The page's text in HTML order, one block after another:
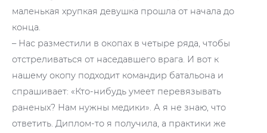
маленькая хрупкая девушка прошла от начала до
конца.
– Нас разместили в окопах в четыре ряда, чтобы
отстреливаться от наседавшего врага. И вот к
нашему окопу подходит командир батальона и
спрашивает: «Кто-нибудь умеет перевязывать
раненых? Нам нужны медики». А я не знаю, что
ответить. Диплом-то я получила, а практики же